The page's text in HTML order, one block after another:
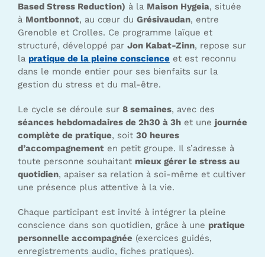
Based Stress Reduction) à la Maison Hygeia, située
à Montbonnot, au cœur du Grésivaudan, entre
Grenoble et Crolles. Ce programme laïque et
structuré, développé par Jon Kabat-Zinn, repose sur
la pratique de la pleine conscienceet est reconnu
dans le monde entier pour ses bienfaits sur la
gestion du stress et du mal-être.
Le cycle se déroule sur 8 semaines, avec des
séances hebdomadaires de 2h30 à 3het une journée
complète de pratique, soit 30 heures
d’accompagnementen petit groupe. Il s’adresse à
toute personne souhaitant mieux gérer le stress au
quotidien, apaiser sa relation à soi-même et cultiver
une présence plus attentive à la vie.
Chaque participant est invité à intégrer la pleine
conscience dans son quotidien, grâce à une pratique
personnelle accompagnée (exercices guidés,
enregistrements audio, fiches pratiques).